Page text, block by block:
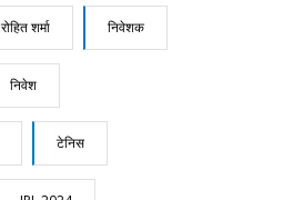
रोहित शर्मा निवेशक
निवेश
टेनिस